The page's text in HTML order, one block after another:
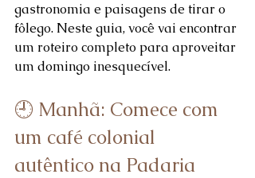
gastronomia e paisagens de tirar o
fôlego. Neste guia, você vai encontrar
um roteiro completo para aproveitar
um domingo inesquecível.
🕘 Manhã: Comece com
um café colonial
autêntico na Padaria